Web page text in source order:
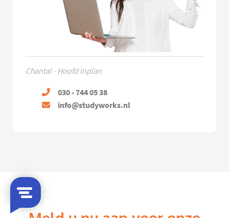
Chantal - Hoofd Inplan
030 - 744 05 38
info@studyworks.nl